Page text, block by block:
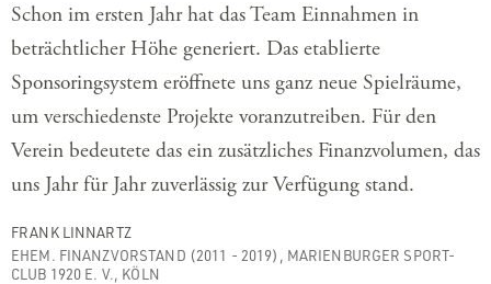
Schon im ersten Jahr hat das Team Einnahmen in
beträchtlicher Höhe generiert. Das etablierte
Sponsoringsystem eröffnete uns ganz neue Spielräume,
um verschiedenste Projekte voranzutreiben. Für den
Verein bedeutete das ein zusätzliches Finanzvolumen, das
uns Jahr für Jahr zuverlässig zur Verfügung stand.
FRANK LINNARTZ
EHEM. FINANZVORSTAND (2011 - 2019), MARIENBURGER SPORT-
CLUB 1920 E. V., KÖLN